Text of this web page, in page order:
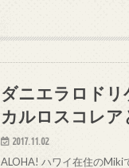
ダニエラロドリ
カルロスコレア
2017.11.02
ALOHA! ハワイ在住のMiki